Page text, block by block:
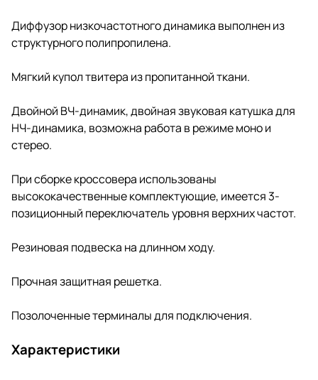
Диффузор низкочастотного динамика выполнен из
структурного полипропилена.
Мягкий купол твитера из пропитанной ткани.
Двойной ВЧ-динамик, двойная звуковая катушка для
НЧ-динамика, возможна работа в режиме моно и
стерео.
При сборке кроссовера использованы
высококачественные комплектующие, имеется 3-
позиционный переключатель уровня верхних частот.
Резиновая подвеска на длинном ходу.
Прочная защитная решетка.
Позолоченные терминалы для подключения.
Характеристики